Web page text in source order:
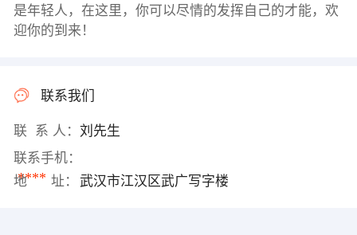
是年轻人，在这里，你可以尽情的发挥自己的才能，欢
迎你的到来！
联系我们
联 系 人： 刘先生
联系手机：
****
地 址： 武汉市江汉区武广写字楼